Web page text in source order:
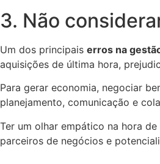
3. Não
Um dos principais erros na
aquisições de última hora,
Para gerar economia, negociar
planejamento, comunicação e
Ter um olhar empático na hora
parceiros de negócios e